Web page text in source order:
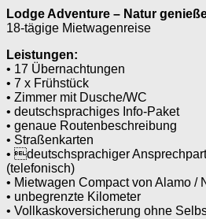
Lodge Adventure – Natur
18-tägige Mietwagenreise
Leistungen:
• 17 Übernachtungen
• 7 x Frühstück
• Zimmer mit Dusche/WC
• deutschsprachiges Info-Paket
• genaue Routenbeschreibung
• Straßenkarten
• deutschsprachiger
(telefonisch)
• Mietwagen Compact von Alamo /
• unbegrenzte Kilometer
• Vollkaskoversicherung ohne